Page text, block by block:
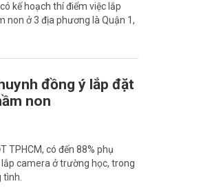
kế hoạch thí điểm việc lắp
ở 3 địa phương là Quận 1,
đồng ý lắp đặt
non
TPHCM, có đến 88% phụ
camera ở trường học, trong